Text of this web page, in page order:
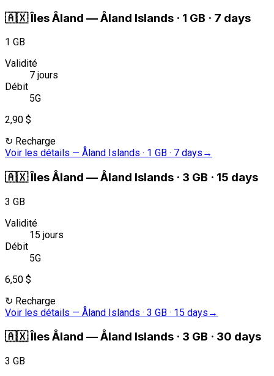
🇦🇽Îles Åland —Åland Islands · 1 GB · 7 days
1 GB
Validité
7 jours
Débit
5G
2,90 $
↻ Recharge
Voir les détails — Åland Islands · 1 GB · 7 days →
🇦🇽Îles Åland —Åland Islands · 3 GB · 15 days
3 GB
Validité
15 jours
Débit
5G
6,50 $
↻ Recharge
Voir les détails — Åland Islands · 3 GB · 15 days →
🇦🇽Îles Åland —Åland Islands · 3 GB · 30 days
3 GB